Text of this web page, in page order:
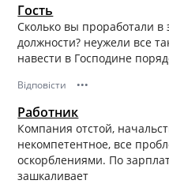
Гость
Сколько вы проработали в
должности? неужели все
навести в Господине
Відповісти •••
Работник
Компания отстой,
некомпетентное, все
оскорблениями. По
зашкаливает